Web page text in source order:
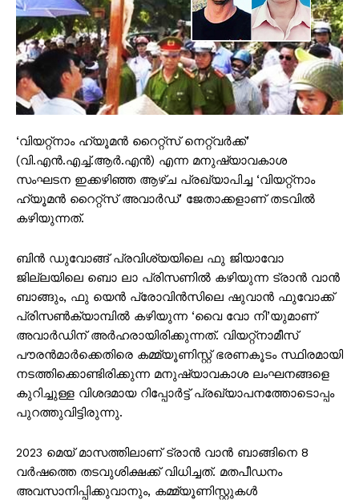
‘വിയറ്റ്‌നാം ഹ്യൂമന്‍ റൈറ്റ്സ് നെറ്റ്‌വര്‍ക്ക്’
(വി.എന്‍.എച്ച്.ആര്‍.എന്‍) എന്ന മനുഷ്യാവകാശ
സംഘടന ഇക്കഴിഞ്ഞ ആഴ്ച പ്രഖ്യാപിച്ച ‘വിയറ്റ്നാം
ഹ്യൂമന്‍ റൈറ്റ്സ് അവാര്‍ഡ്’ ജേതാക്കളാണ് തടവില്‍
കഴിയുന്നത്.
ബിന്‍ ഡുവോങ്ങ് പ്രവിശ്യയിലെ ഫു ജിയാവോ
ജില്ലയിലെ ബൊ ലാ പ്രിസണില്‍ കഴിയുന്ന ട്രാന്‍ വാന്‍
ബാങ്ങും, ഫു യെന്‍ പ്രോവിന്‍സിലെ ഷുവാന്‍ ഫുവോക്ക്
പ്രിസണ്‍ക്യാമ്പില്‍ കഴിയുന്ന ‘വൈ വോ നി’യുമാണ്‌
അവാര്‍ഡിന് അര്‍ഹരായിരിക്കുന്നത്. വിയറ്റ്‌നാമീസ്
പൗരന്‍മാര്‍ക്കെതിരെ കമ്മ്യൂണിസ്റ്റ് ഭരണകൂടം സ്ഥിരമായി
നടത്തിക്കൊണ്ടിരിക്കുന്ന മനുഷ്യാവകാശ ലംഘനങ്ങളെ
കുറിച്ചുള്ള വിശദമായ റിപ്പോര്‍ട്ട് പ്രഖ്യാപനത്തോടൊപ്പം
പുറത്തുവിട്ടിരുന്നു.
2023 മെയ് മാസത്തിലാണ് ട്രാന്‍ വാന്‍ ബാങ്ങിനെ 8
വര്‍ഷത്തെ തടവുശിക്ഷക്ക് വിധിച്ചത്. മതപീഡനം
അവസാനിപ്പിക്കുവാനും, കമ്മ്യൂണിസ്റ്റുകള്‍